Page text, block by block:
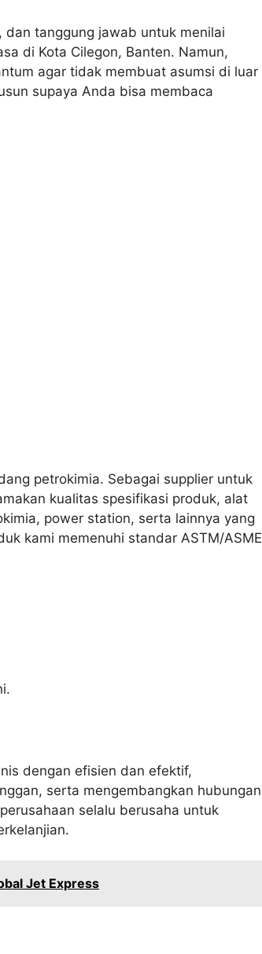
tanggung jawab untuk menilai
di Kota Cilegon, Banten. Namun,
agar tidak membuat asumsi di luar
supaya Anda bisa membaca
petrokimia. Sebagai supplier untuk
kualitas spesifikasi produk, alat
power station, serta lainnya yang
kami memenuhi standar ASTM/ASME
dengan efisien dan efektif,
serta mengembangkan hubungan
selalu berusaha untuk
Jet Express